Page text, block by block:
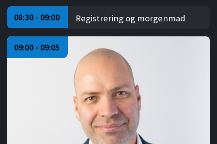
08:30 - 09:00 Registrering og morgenmad
09:00 - 09:05